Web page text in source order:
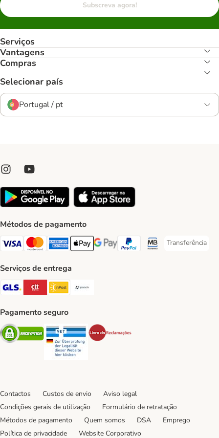
Subscreva agora!
Serviços
Vantagens
Compras
Selecionar país
Portugal / pt
Métodos de pagamento
Visa Payment Method
Mastercard Payment Method
American Express Payment Method
Apple Pay Payment Method
Google Pay Payment Method
PayPal Payment Method
Multibanco Payment
Transferência
Transferência
Serviços de entrega
GLS Shipping Method
CTTExpress Shipping Method
InPost Shipping Method
Pagamento seguro
Security Security
Contactos Custos de envio
Aviso legal
Condições gerais de utilização
Formulário de retratação
Métodos de pagamento
Quem somos DSA
Emprego
Política de privacidade
Website Corporativo